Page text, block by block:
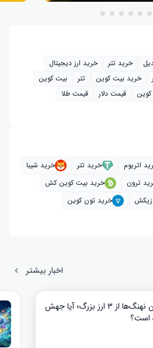
خرید تتر
خرید ارز دیجیتال
خرید بیت‌ کوین تتر
بیت کوین
قیمت دلار
قیمت طلا
اتریوم خرید تتر
خرید شیبا
ترون
خرید بیت کوین کش
خرید تون کوین
اخبار بیشتر
خرید سنگین نهنگ‌ها از ۳ ارز بزرگ؛ آیا جهش
است؟